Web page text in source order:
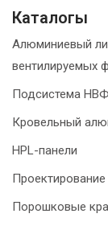
Каталогы
Алюминиевый
вентилируемых
Подсистема НВФ
Кровельный
HPL-панели
Порошковые